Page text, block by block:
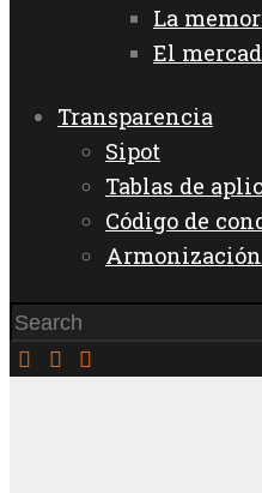
La
El
Transparencia
Sipot
Tablas de
Código de